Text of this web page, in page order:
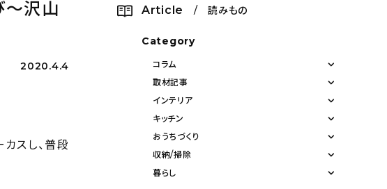
～沢山
2020.4.4
スし、普段
Article / 読みもの
Category
コラム
取材記事
インテリア
キッチン
おうちづくり
収納/掃除
暮らし